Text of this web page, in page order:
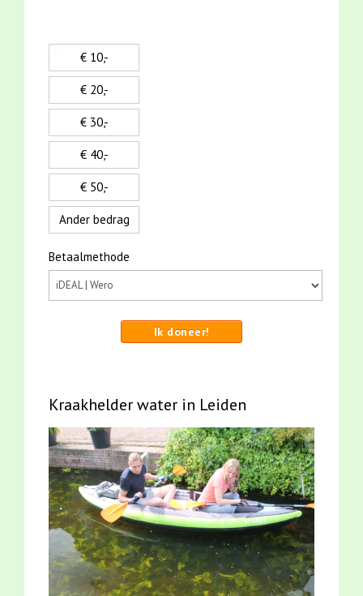
€ 10,-
€ 20,-
€ 30,-
€ 40,-
€ 50,-
Ander bedrag
Betaalmethode
Ik doneer!
Kraakhelder water in Leiden